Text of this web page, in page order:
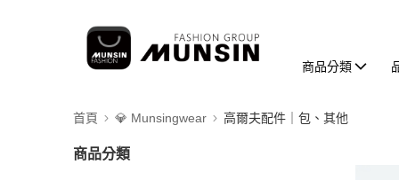
商品分類
首頁 💎 Munsingwear 高爾夫配件｜包、其他
商品分類